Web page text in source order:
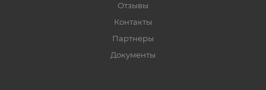
Отзывы
Контакты
Партнеры
Документы